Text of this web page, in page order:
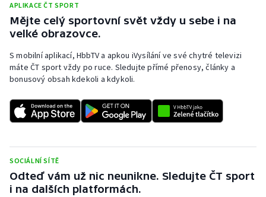
APLIKACE ČT SPORT
Mějte celý sportovní svět vždy u sebe i na
velké obrazovce.
S mobilní aplikací, HbbTV a apkou iVysílání ve své chytré televizi
máte ČT sport vždy po ruce. Sledujte přímé přenosy, články a
bonusový obsah kdekoli a kdykoli.
SOCIÁLNÍ SÍTĚ
Odteď vám už nic neunikne. Sledujte ČT sport
i na dalších platformách.